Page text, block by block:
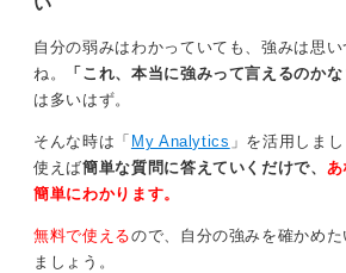
まず一つ目は収入の伸び悩みとキャリ
進を重ねる同年代と比べて給与上昇が
来的な生活設計やモチベーションに影
二つ目は職場での立場や人間関係の変
輩が上司になることで複雑な感情が生
もあります。
自分の弱みはわかっていても、強みは思
ね。
「これ、本当に強みって言えるのかな
は多いはず。
そんな時は「 My Analytics 」を活用しま
使えば簡単な質問に答えていくだけで、 あ
簡単にわかります。
無料で使えるので、自分の強みを確かめ
ましょう。